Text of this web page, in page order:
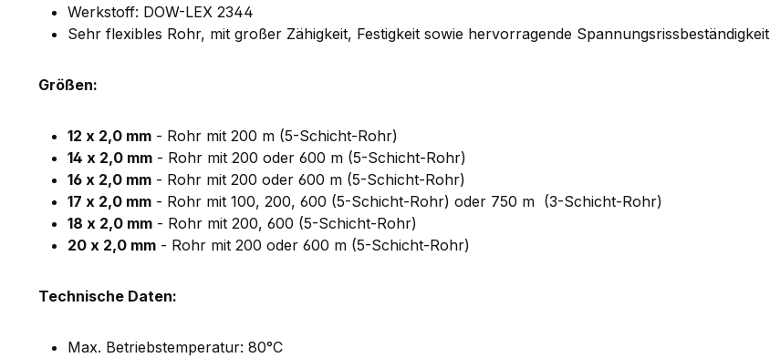
Werkstoff: DOW-LEX 2344
Sehr flexibles Rohr, mit großer Zähigkeit, Festigkeit sowie hervorragende Spannungsrissbeständigkeit
Größen:
12 x 2,0 mm - Rohr mit 200 m (5-Schicht-Rohr)
14 x 2,0 mm - Rohr mit 200 oder 600 m (5-Schicht-Rohr)
16 x 2,0 mm - Rohr mit 200 oder 600 m (5-Schicht-Rohr)
17 x 2,0 mm - Rohr mit 100, 200, 600 (5-Schicht-Rohr) oder 750 m (3-Schicht-Rohr)
18 x 2,0 mm - Rohr mit 200, 600 (5-Schicht-Rohr)
20 x 2,0 mm - Rohr mit 200 oder 600 m (5-Schicht-Rohr)
Technische Daten:
Max. Betriebstemperatur: 80°C